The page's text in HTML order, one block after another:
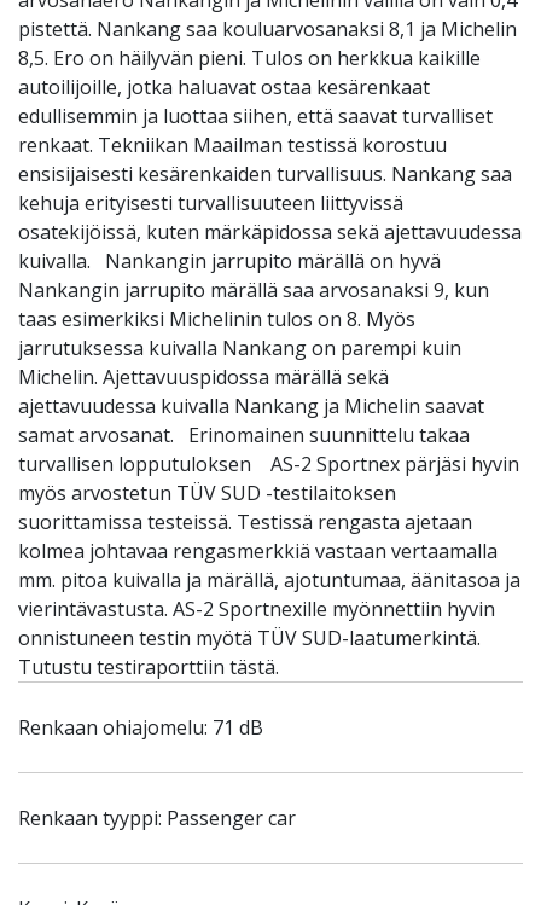
pistettä. Nankang saa kouluarvosanaksi 8,1 ja Michelin
8,5. Ero on häilyvän pieni. Tulos on herkkua kaikille
autoilijoille, jotka haluavat ostaa kesärenkaat
edullisemmin ja luottaa siihen, että saavat turvalliset
renkaat. Tekniikan Maailman testissä korostuu
ensisijaisesti kesärenkaiden turvallisuus. Nankang saa
kehuja erityisesti turvallisuuteen liittyvissä
osatekijöissä, kuten märkäpidossa sekä ajettavuudessa
kuivalla. Nankangin jarrupito märällä on hyvä
Nankangin jarrupito märällä saa arvosanaksi 9, kun
taas esimerkiksi Michelinin tulos on 8. Myös
jarrutuksessa kuivalla Nankang on parempi kuin
Michelin. Ajettavuuspidossa märällä sekä
ajettavuudessa kuivalla Nankang ja Michelin saavat
samat arvosanat. Erinomainen suunnittelu takaa
turvallisen lopputuloksen AS-2 Sportnex pärjäsi hyvin
myös arvostetun TÜV SUD -testilaitoksen
suorittamissa testeissä. Testissä rengasta ajetaan
kolmea johtavaa rengasmerkkiä vastaan vertaamalla
mm. pitoa kuivalla ja märällä, ajotuntumaa, äänitasoa ja
vierintävastusta. AS-2 Sportnexille myönnettiin hyvin
onnistuneen testin myötä TÜV SUD-laatumerkintä.
Tutustu testiraporttiin tästä.
Renkaan ohiajomelu: 71 dB
Renkaan tyyppi: Passenger car